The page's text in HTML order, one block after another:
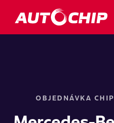
OBJEDNÁVKA